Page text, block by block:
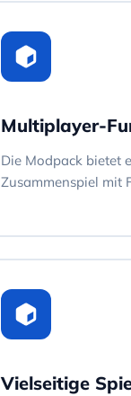
Multiplayer-
Die Modpack bietet
Zusammenspiel mit
Vielseitige